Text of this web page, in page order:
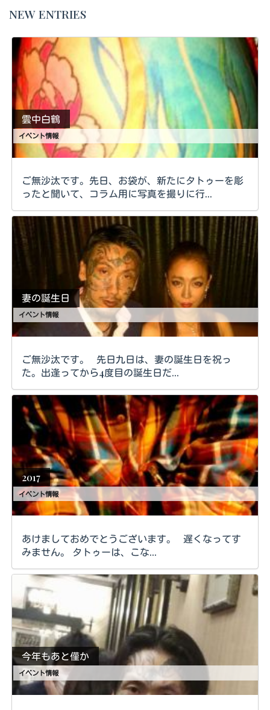
NEW ENTRIES
雲中白鶴
イベント情報
ご無沙汰です。先日、お袋が、新たにタトゥーを彫
ったと聞いて、コラム用に写真を撮りに行...
妻の誕生日
イベント情報
ご無沙汰です。 先日九日は、妻の誕生日を祝っ
た。出逢ってから4度目の誕生日だ...
2017
イベント情報
あけましておめでとうございます。 遅くなってす
みません。 タトゥーは、こな...
今年もあと僅か
イベント情報